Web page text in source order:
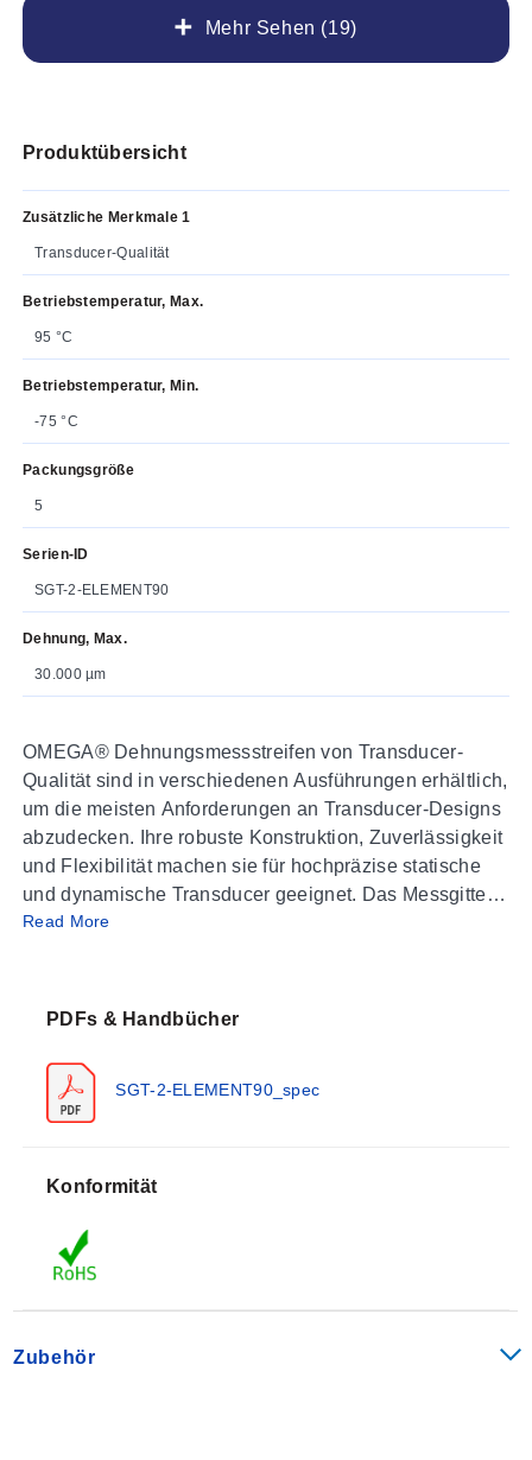
Mehr Sehen (19)
Produktübersicht
Zusätzliche Merkmale 1
Transducer-Qualität
Betriebstemperatur, Max.
95 °C
Betriebstemperatur, Min.
-75 °C
Packungsgröße
5
Serien-ID
SGT-2-ELEMENT90
Dehnung, Max.
30.000 µm
OMEGA® Dehnungsmessstreifen von Transducer-
Qualität sind in verschiedenen Ausführungen erhältlich,
um die meisten Anforderungen an Transducer-Designs
abzudecken. Ihre robuste Konstruktion, Zuverlässigkeit
und Flexibilität machen sie für hochpräzise statische
und dynamische Transducer geeignet. Das Messgitter
wird aus speziell geätzter Konstantanfolie gebildet, die
Zuverlässigkeit zu gewährleisten.
Read More
PDFs & Handbücher
SGT-2-ELEMENT90_spec
Konformität
Zubehör